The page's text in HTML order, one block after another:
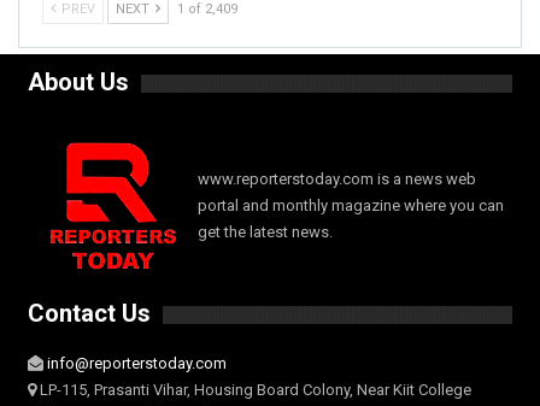
PREV NEXT 1 of 2,409
About Us
www.reporterstoday.com is a news web
portal and monthly magazine where you can
get the latest news.
Contact Us
info@reporterstoday.com
LP-115, Prasanti Vihar, Housing Board Colony, Near Kiit College